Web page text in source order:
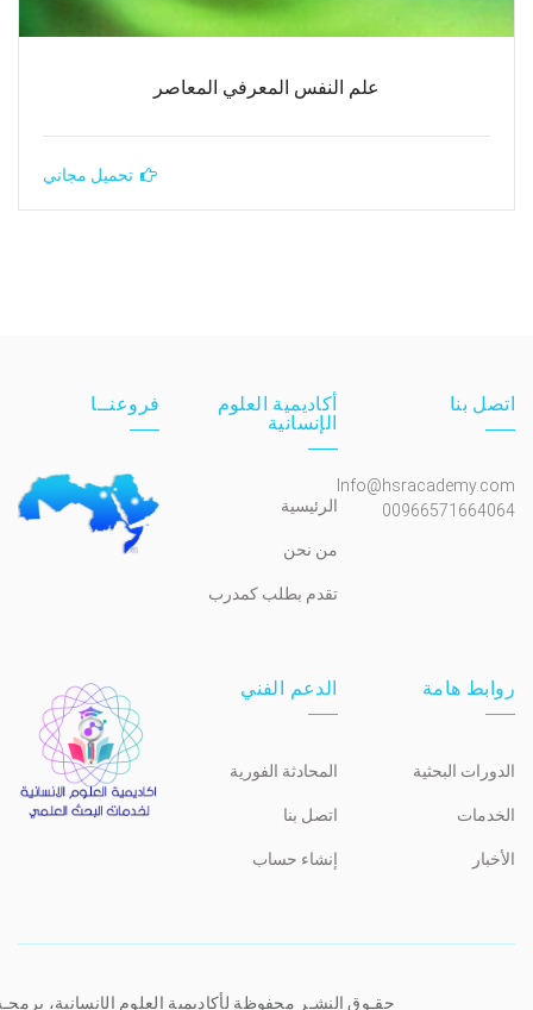
علم النفس المعرفي المعاصر
تحميل مجاني
اتصل بنا
Info@hsracademy.com
00966571664064
أكاديمية العلوم
الإنسانية
الرئيسية
من نحن
تقدم بطلب كمدرب
فروعنــا
روابط هامة
الدورات البحثية
الخدمات
الأخبار
الدعم الفني
المحادثة الفورية
اتصل بنا
إنشاء حساب
حقـوق النشـر محفوظة لأكاديمية العلوم الإنسانية،